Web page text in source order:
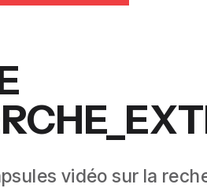
vidéo sur la